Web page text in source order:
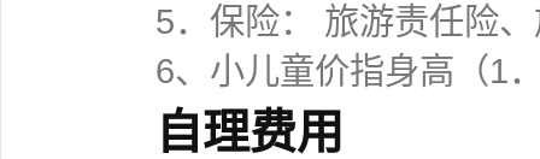
5．保险： 旅游责任险
6、小儿童价指身高（1
自理费用